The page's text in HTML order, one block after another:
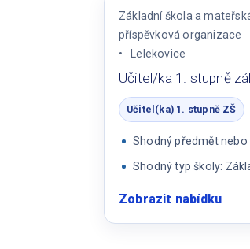
ZŠ
Základní škola a
příspěvková organizace
Lelekovice
Učitel/ka 1. stupně
Učitel(ka) 1. stupně ZŠ
Shodný předmět nebo
Shodný typ školy:
Zobrazit nabídku: